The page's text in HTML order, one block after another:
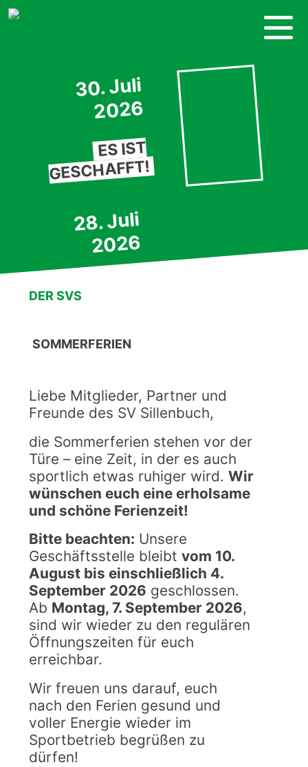
Skip
to
30. Juli
2026
ES IST
GESCHAFFT!
28. Juli
2026
KRONKORKEN-
SAMMELAKTION
ZWISCHENSTAND
23. Juli
2026
KINDER-
UND
JUGENDSCHUTZ
IM SVS
9. März
2026
SPORTCAMPS
2026 –
NOCH FREIE
PLÄTZE
DER SVS
SOMMERFERIEN
Liebe Mitglieder, Partner und
Freunde des SV Sillenbuch,
die Sommerferien stehen vor der
Türe – eine Zeit, in der es auch
sportlich etwas ruhiger wird. Wir
wünschen euch eine erholsame
und schöne Ferienzeit!
Bitte beachten: Unsere
Geschäftsstelle bleibt vom 10.
August bis einschließlich 4.
September 2026 geschlossen.
Ab Montag, 7. September 2026,
sind wir wieder zu den regulären
Öffnungszeiten für euch
erreichbar.
Wir freuen uns darauf, euch
nach den Ferien gesund und
voller Energie wieder im
Sportbetrieb begrüßen zu
dürfen!